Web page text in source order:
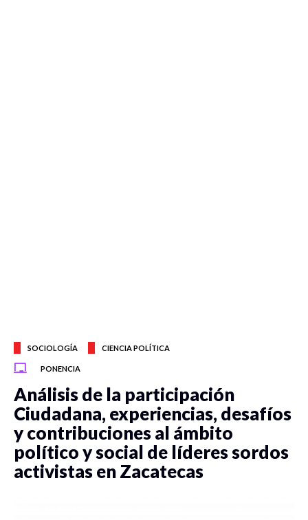
SOCIOLOGÍA CIENCIA POLÍTICA
PONENCIA
Análisis de la participación
Ciudadana, experiencias, desafíos
y contribuciones al ámbito
político y social de líderes sordos
activistas en Zacatecas